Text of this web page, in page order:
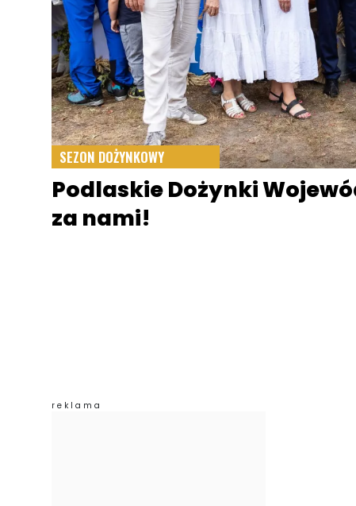
SEZON DOŻYNKOWY
Podlaskie Dożynki
za nami!